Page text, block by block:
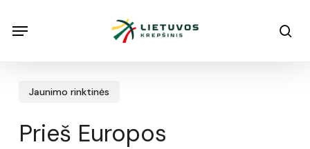
Menu
Jaunimo rinktinės
Prieš Europos